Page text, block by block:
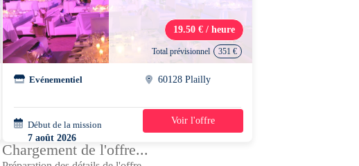
19.50 € / heure
Total prévisionnel 351 €
Evénementiel 60128 Plailly
Début de la mission
7 août 2026
07h30 - 13h30
3 jours
Voir l'offre
Chargement de l'offre...